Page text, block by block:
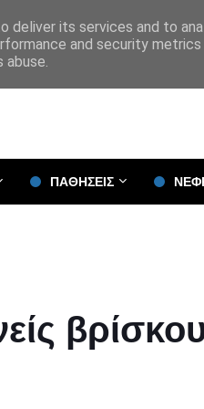
ΠΑΘΗΣΕΙΣ
deliver its services and to
and security